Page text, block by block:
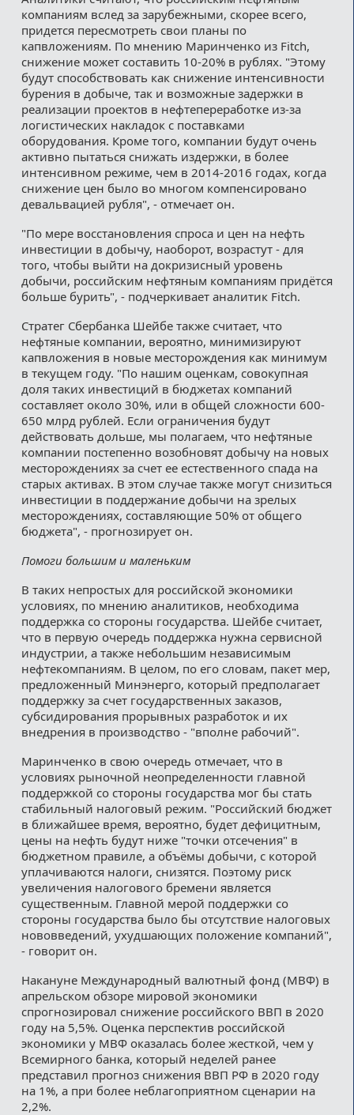
компаниям вслед за зарубежными, скорее всего,
придется пересмотреть свои планы по
капвложениям. По мнению Маринченко из Fitch,
снижение может составить 10-20% в рублях. "Этому
будут способствовать как снижение интенсивности
бурения в добыче, так и возможные задержки в
реализации проектов в нефтепереработке из-за
логистических накладок с поставками
оборудования. Кроме того, компании будут очень
активно пытаться снижать издержки, в более
интенсивном режиме, чем в 2014-2016 годах, когда
снижение цен было во многом компенсировано
девальвацией рубля", - отмечает он.
"По мере восстановления спроса и цен на нефть
инвестиции в добычу, наоборот, возрастут - для
того, чтобы выйти на докризисный уровень
добычи, российским нефтяным компаниям придётся
больше бурить", - подчеркивает аналитик Fitch.
Стратег Сбербанка Шейбе также считает, что
нефтяные компании, вероятно, минимизируют
капвложения в новые месторождения как минимум
в текущем году. "По нашим оценкам, совокупная
доля таких инвестиций в бюджетах компаний
составляет около 30%, или в общей сложности 600-
650 млрд рублей. Если ограничения будут
действовать дольше, мы полагаем, что нефтяные
компании постепенно возобновят добычу на новых
месторождениях за счет ее естественного спада на
старых активах. В этом случае также могут снизиться
инвестиции в поддержание добычи на зрелых
месторождениях, составляющие 50% от общего
бюджета", - прогнозирует он.
Помоги большим и маленьким
В таких непростых для российской экономики
условиях, по мнению аналитиков, необходима
поддержка со стороны государства. Шейбе считает,
что в первую очередь поддержка нужна сервисной
индустрии, а также небольшим независимым
нефтекомпаниям. В целом, по его словам, пакет мер,
предложенный Минэнерго, который предполагает
поддержку за счет государственных заказов,
субсидирования прорывных разработок и их
внедрения в производство - "вполне рабочий".
Маринченко в свою очередь отмечает, что в
условиях рыночной неопределенности главной
поддержкой со стороны государства мог бы стать
стабильный налоговый режим. "Российский бюджет
в ближайшее время, вероятно, будет дефицитным,
цены на нефть будут ниже "точки отсечения" в
бюджетном правиле, а объёмы добычи, с которой
уплачиваются налоги, снизятся. Поэтому риск
увеличения налогового бремени является
существенным. Главной мерой поддержки со
стороны государства было бы отсутствие налоговых
нововведений, ухудшающих положение компаний",
- говорит он.
Накануне Международный валютный фонд (МВФ) в
апрельском обзоре мировой экономики
спрогнозировал снижение российского ВВП в 2020
году на 5,5%. Оценка перспектив российской
экономики у МВФ оказалась более жесткой, чем у
Всемирного банка, который неделей ранее
представил прогноз снижения ВВП РФ в 2020 году
на 1%, а при более неблагоприятном сценарии на
2,2%.